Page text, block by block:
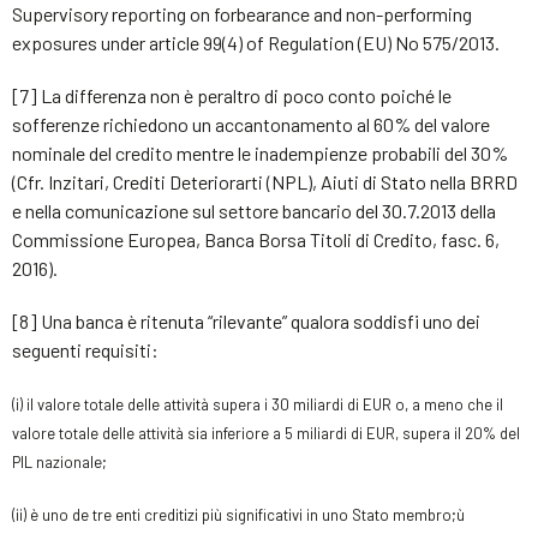
Supervisory reporting on forbearance and non-performing
exposures under article 99(4) of Regulation (EU) No 575/2013.
[7] La differenza non è peraltro di poco conto poiché le
sofferenze richiedono un accantonamento al 60% del valore
nominale del credito mentre le inadempienze probabili del 30%
(Cfr. Inzitari, Crediti Deteriorarti (NPL), Aiuti di Stato nella BRRD
e nella comunicazione sul settore bancario del 30.7.2013 della
Commissione Europea, Banca Borsa Titoli di Credito, fasc. 6,
2016).
[8] Una banca è ritenuta “rilevante” qualora soddisfi uno dei
seguenti requisiti:
(i) il valore totale delle attività supera i 30 miliardi di EUR o, a meno che il
valore totale delle attività sia inferiore a 5 miliardi di EUR, supera il 20% del
PIL nazionale;
(ii) è uno de tre enti creditizi più significativi in uno Stato membro;ù